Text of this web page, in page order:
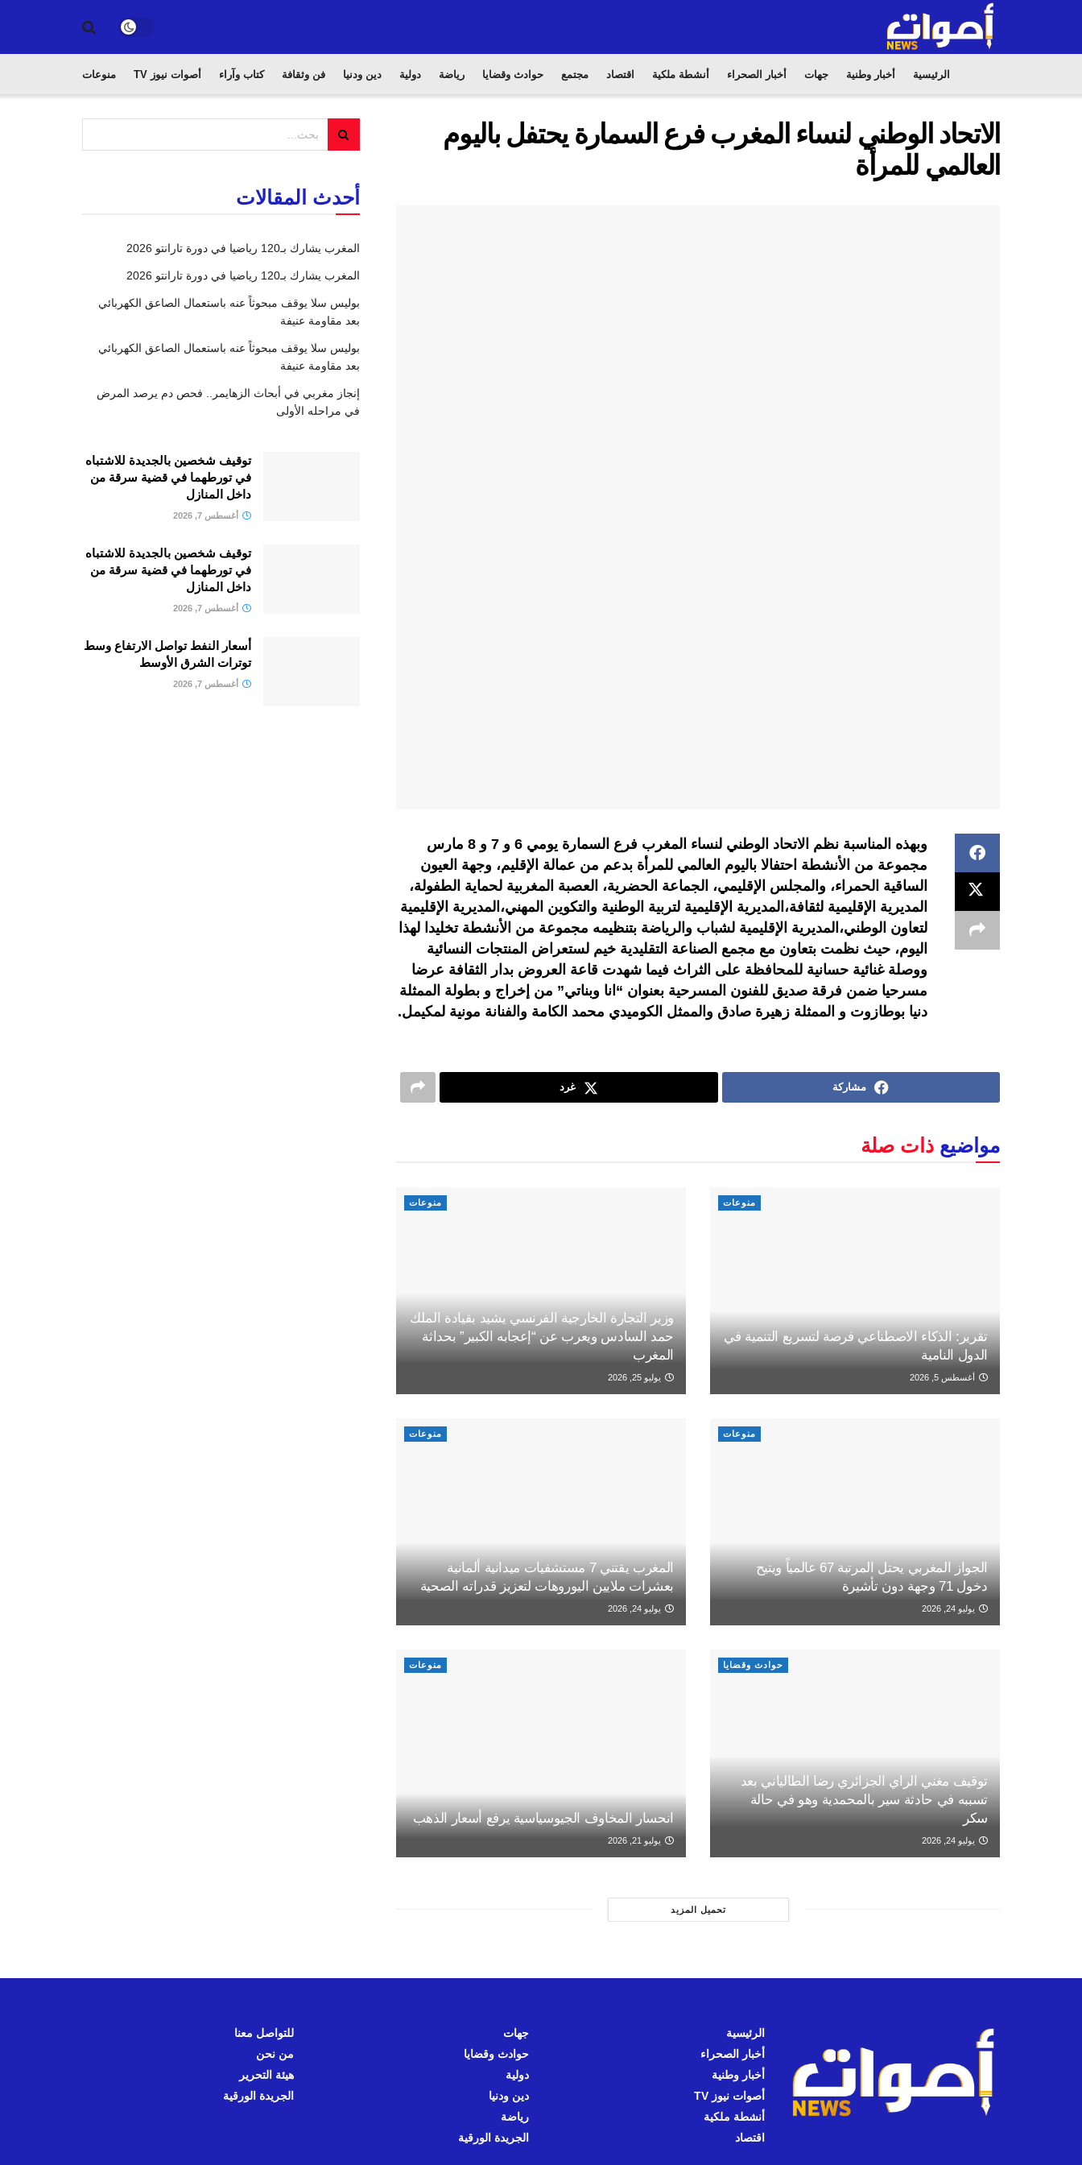
الرئيسية أخبار وطنية جهات أخبار الصحراء أنشطة ملكية اقتصاد مجتمع حوادث وقضايا رياضة دولية دين ودنيا فن وثقافة كتاب وآراء أصوات نيوز TV منوعات
الاتحاد الوطني لنساء المغرب فرع السمارة يحتفل باليوم
العالمي للمرأة
وبهذه المناسبة نظم الاتحاد الوطني لنساء المغرب فرع السمارة يومي 6 و 7 و 8 مارس
مجموعة من الأنشطة احتفالا باليوم العالمي للمرأة بدعم من عمالة الإقليم، وجهة العيون
الساقية الحمراء، والمجلس الإقليمي، الجماعة الحضرية، العصبة المغربية لحماية الطفولة،
المديرية الإقليمية لثقافة،المديرية الإقليمية لتربية الوطنية والتكوين المهني،المديرية الإقليمية
لتعاون الوطني،المديرية الإقليمية لشباب والرياضة بتنظيمه مجموعة من الأنشطة تخليدا لهذا
اليوم، حيث نظمت بتعاون مع مجمع الصناعة التقليدية خيم لستعراض المنتجات النسائية
ووصلة غنائية حسانية للمحافظة على الثراث فيما شهدت قاعة العروض بدار الثقافة عرضا
مسرحيا ضمن فرقة صديق للفنون المسرحية بعنوان “انا وبناتي” من إخراج و بطولة الممثلة
دنيا بوطازوت و الممثلة زهيرة صادق والممثل الكوميدي محمد الكامة والفنانة مونية لمكيمل.
مشاركة غرد
مواضيع ذات صلة
منوعات
تقرير: الذكاء الاصطناعي فرصة لتسريع التنمية في
الدول النامية
أغسطس 5, 2026
منوعات
وزير التجارة الخارجية الفرنسي يشيد بقيادة الملك
حمد السادس ويعرب عن “إعجابه الكبير” بحداثة
المغرب
يوليو 25, 2026
منوعات
الجواز المغربي يحتل المرتبة 67 عالمياً ويتيح
دخول 71 وجهة دون تأشيرة
يوليو 24, 2026
منوعات
المغرب يقتني 7 مستشفيات ميدانية ألمانية
بعشرات ملايين اليوروهات لتعزيز قدراته الصحية
يوليو 24, 2026
حوادث وقضايا
توقيف مغني الراي الجزائري رضا الطالياني بعد
تسببه في حادثة سير بالمحمدية وهو في حالة
سكر
يوليو 24, 2026
منوعات
انحسار المخاوف الجيوسياسية يرفع أسعار الذهب
يوليو 21, 2026
تحميل المزيد
أحدث المقالات
المغرب يشارك بـ120 رياضيا في دورة تارانتو 2026
المغرب يشارك بـ120 رياضيا في دورة تارانتو 2026
بوليس سلا يوقف مبحوثاً عنه باستعمال الصاعق الكهربائي
بعد مقاومة عنيفة
بوليس سلا يوقف مبحوثاً عنه باستعمال الصاعق الكهربائي
بعد مقاومة عنيفة
إنجاز مغربي في أبحاث الزهايمر.. فحص دم يرصد المرض
في مراحله الأولى
توقيف شخصين بالجديدة للاشتباه
في تورطهما في قضية سرقة من
داخل المنازل
أغسطس 7, 2026
توقيف شخصين بالجديدة للاشتباه
في تورطهما في قضية سرقة من
داخل المنازل
أغسطس 7, 2026
أسعار النفط تواصل الارتفاع وسط
توترات الشرق الأوسط
أغسطس 7, 2026
الرئيسية
أخبار الصحراء
أخبار وطنية
أصوات نيوز TV
أنشطة ملكية
اقتصاد
جهات
حوادث وقضايا
دولية
دين ودنيا
رياضة
الجريدة الورقية
للتواصل معنا
من نحن
هيئة التحرير
الجريدة الورقية